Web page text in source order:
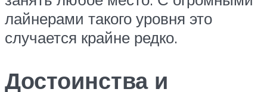
лайнерами такого уровня это
случается крайне редко.
Достоинства и